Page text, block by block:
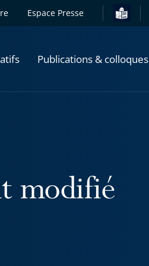
Espace Presse
Publications & colloques
modifié